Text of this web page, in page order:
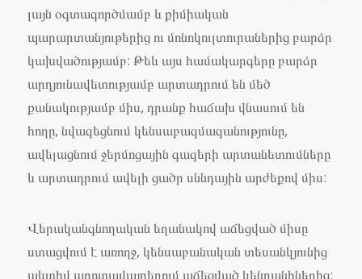
լայն օգտագործմամբ և քիմիական
պարարտանյութերից ու մոնոկուլտուրաներից բարձր
կախվածությամբ: Թեև այս համակարգերը բարձր
արդյունավետությամբ արտադրում են մեծ
քանակությամբ միս, դրանք հաճախ վնասում են
հողը, նվազեցնում կենսաբազմազանությունը,
ավելացնում ջերմոցային գազերի արտանետումները
և արտադրում ավելի ցածր սննդային արժեքով միս:
Վերականգնողական եղանակով աճեցված միսը
ստացվում է առողջ, կենսաբանական տեսանկյունից
ակտիվ արոտավայրերում աճեցված կենդանիներից: